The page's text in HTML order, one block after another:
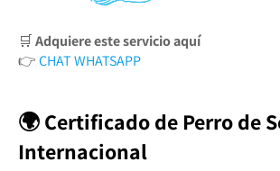
🛒Adquiere este servicio aquí
👉CHAT WHATSAPP
🌍 Certificado de Perro de
Internacional